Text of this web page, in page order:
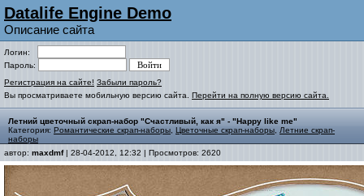
Datalife Engine Demo
Описание сайта
Логин:
Пароль:
Регистрация на сайте! Забыли пароль?
Вы просматриваете мобильную версию сайта. Перейти на полную версию сайта.
Летний цветочный скрап-набор "Счастливый, как я" - "Happy like me"
Категория: Романтические скрап-наборы Цветочные скрап-наборы
Летние скрап-
наборы
автор: maxdmf| 28-04-2012, 12:32 | Просмотров: 2620